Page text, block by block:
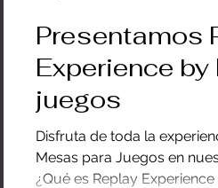
Presentamos
Experience
juegos
Disfruta de toda la
Mesas para Juegos en
¿Qué es Replay Experience